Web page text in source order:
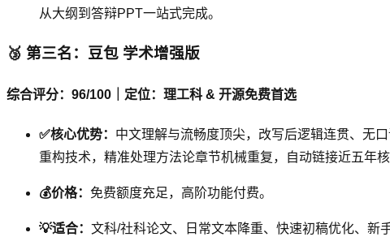
从大纲到答辩PPT一站式完成。
🥉 第三名：豆包 学术增强版
综合评分：96/100｜定位：理工科 & 开源免费首选
✅核心优势： 中文理解与流畅度顶尖，改写后逻辑连贯、无
重构技术，精准处理方法论章节机械重复，自动链接近五年
💰价格： 免费额度充足，高阶功能付费。
💡适合： 文科/社科论文、日常文本降重、快速初稿优化、新